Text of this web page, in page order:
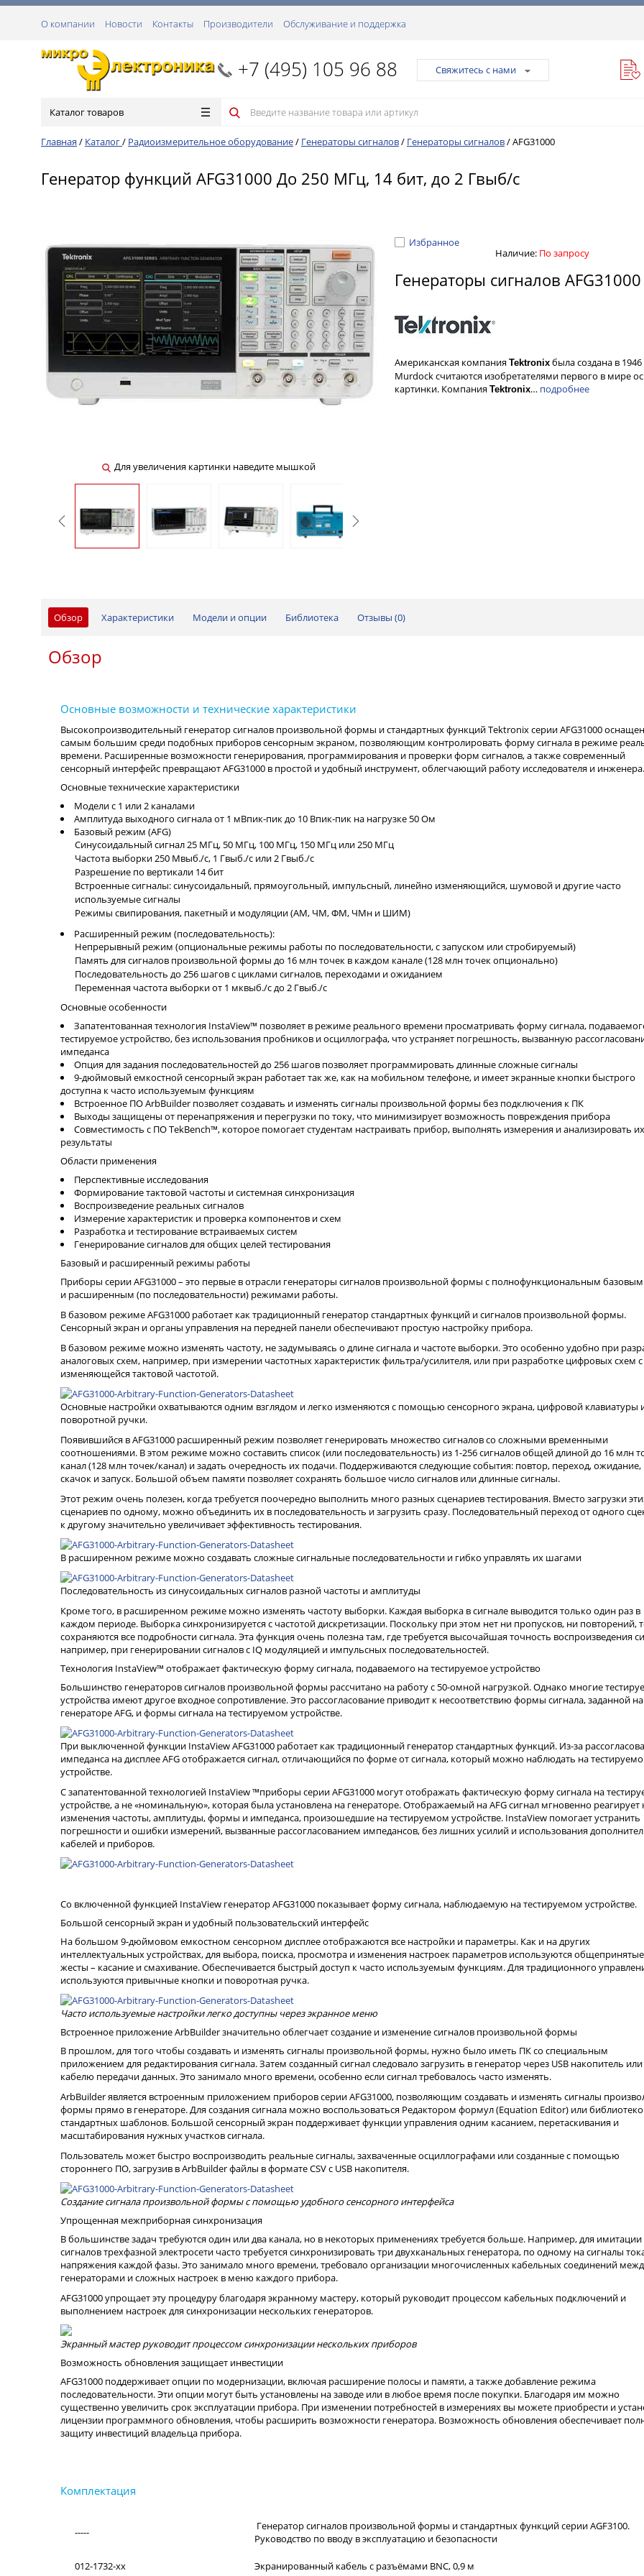
О компании Новости Контакты Производители Обслуживание и поддержка
+7 (495) 105 96 88 Свяжитесь с нами
Каталог товаров
Главная / Каталог/ Радиоизмерительное оборудование/ Генераторы сигналов/ Генераторы сигналов/AFG31000
Генератор функций AFG31000 До 250 МГц, 14 бит, до 2 Гвыб/с
Для увеличения картинки наведите мышкой
Избранное
Наличие: По запросу
Генераторы сигналов AFG31000
Американская компания Tektronix была создана в
Murdock считаются изобретателями первого в мире
картинки. Компания Tektronix… подробнее
Обзор Характеристики Модели и опции Библиотека Отзывы (0)
Обзор
Высокопроизводительный генератор сигналов произвольной формы и стандартных функций Tektronix серии AFG31000 оснащен
самым большим среди подобных приборов сенсорным экраном, позволяющим контролировать форму сигнала в режиме
времени. Расширенные возможности генерирования, программирования и проверки форм сигналов, а также современный
сенсорный интерфейс превращают AFG31000 в простой и удобный инструмент, облегчающий работу исследователя и инженера.
Основные технические характеристики
Модели с 1 или 2 каналами
Амплитуда выходного сигнала от 1 мВпик-пик до 10 Впик-пик на нагрузке 50 Ом
Базовый режим (AFG)
Синусоидальный сигнал 25 МГц, 50 МГц, 100 МГц, 150 МГц или 250 МГц
Частота выборки 250 Мвыб./с, 1 Гвыб./с или 2 Гвыб./с
Разрешение по вертикали 14 бит
Встроенные сигналы: синусоидальный, прямоугольный, импульсный, линейно изменяющийся, шумовой и другие часто
используемые сигналы
Режимы свипирования, пакетный и модуляции (AM, ЧМ, ФМ, ЧМн и ШИМ)
Расширенный режим (последовательность):
Непрерывный режим (опциональные режимы работы по последовательности, с запуском или стробируемый)
Память для сигналов произвольной формы до 16 млн точек в каждом канале (128 млн точек опционально)
Последовательность до 256 шагов с циклами сигналов, переходами и ожиданием
Переменная частота выборки от 1 мквыб./с до 2 Гвыб./с
Основные особенности
Запатентованная технология InstaView™ позволяет в режиме реального времени просматривать форму сигнала,
тестируемое устройство, без использования пробников и осциллографа, что устраняет погрешность, вызванную
импеданса
Опция для задания последовательностей до 256 шагов позволяет программировать длинные сложные сигналы
9-дюймовый емкостной сенсорный экран работает так же, как на мобильном телефоне, и имеет экранные кнопки быстрого
доступна к часто используемым функциям
Встроенное ПО ArbBuilder позволяет создавать и изменять сигналы произвольной формы без подключения к ПК
Выходы защищены от перенапряжения и перегрузки по току, что минимизирует возможность повреждения прибора
Совместимость с ПО TekBench™, которое помогает студентам настраивать прибор, выполнять измерения и анализировать их
результаты
Области применения
Перспективные исследования
Формирование тактовой частоты и системная синхронизация
Воспроизведение реальных сигналов
Измерение характеристик и проверка компонентов и схем
Разработка и тестирование встраиваемых систем
Генерирование сигналов для общих целей тестирования
Базовый и расширенный режимы работы
Приборы серии AFG31000 – это первые в отрасли генераторы сигналов произвольной формы с полнофункциональным базовым
и расширенным (по последовательности) режимами работы.
В базовом режиме AFG31000 работает как традиционный генератор стандартных функций и сигналов произвольной формы.
Сенсорный экран и органы управления на передней панели обеспечивают простую настройку прибора.
В базовом режиме можно изменять частоту, не задумываясь о длине сигнала и частоте выборки. Это особенно удобно при
аналоговых схем, например, при измерении частотных характеристик фильтра/усилителя, или при разработке цифровых схем с
изменяющейся тактовой частотой.
Основные настройки охватываются одним взглядом и легко изменяются с помощью сенсорного экрана, цифровой клавиатуры
поворотной ручки.
Появившийся в AFG31000 расширенный режим позволяет генерировать множество сигналов со сложными временными
соотношениями. В этом режиме можно составить список (или последовательность) из 1-256 сигналов общей длиной до 16 млн
канал (128 млн точек/канал) и задать очередность их подачи. Поддерживаются следующие события: повтор, переход, ожидание,
скачок и запуск. Большой объем памяти позволяет сохранять большое число сигналов или длинные сигналы.
Этот режим очень полезен, когда требуется поочередно выполнить много разных сценариев тестирования. Вместо загрузки
сценариев по одному, можно объединить их в последовательность и загрузить сразу. Последовательный переход от одного
к другому значительно увеличивает эффективность тестирования.
В расширенном режиме можно создавать сложные сигнальные последовательности и гибко управлять их шагами
Последовательность из синусоидальных сигналов разной частоты и амплитуды
Кроме того, в расширенном режиме можно изменять частоту выборки. Каждая выборка в сигнале выводится только один раз в
каждом периоде. Выборка синхронизируется с частотой дискретизации. Поскольку при этом нет ни пропусков, ни повторений,
сохраняются все подробности сигнала. Эта функция очень полезна там, где требуется высочайшая точность воспроизведения
например, при генерировании сигналов с IQ модуляцией и импульсных последовательностей.
Технология InstaView™ отображает фактическую форму сигнала, подаваемого на тестируемое устройство
Большинство генераторов сигналов произвольной формы рассчитано на работу с 50-омной нагрузкой. Однако многие
устройства имеют другое входное сопротивление. Это рассогласование приводит к несоответствию формы сигнала, заданной на
генераторе AFG, и формы сигнала на тестируемом устройстве.
При выключенной функции InstaView AFG31000 работает как традиционный генератор стандартных функций. Из-за
импеданса на дисплее AFG отображается сигнал, отличающийся по форме от сигнала, который можно наблюдать на
устройстве.
С запатентованной технологией InstaView ™приборы серии AFG31000 могут отображать фактическую форму сигнала на
устройстве, а не «номинальную», которая была установлена на генераторе. Отображаемый на AFG сигнал мгновенно реагирует
изменения частоты, амплитуды, формы и импеданса, произошедшие на тестируемом устройстве. InstaView помогает устранить
погрешности и ошибки измерений, вызванные рассогласованием импедансов, без лишних усилий и использования
кабелей и приборов.
Со включенной функцией InstaView генератор AFG31000 показывает форму сигнала, наблюдаемую на тестируемом устройстве.
Большой сенсорный экран и удобный пользовательский интерфейс
На большом 9-дюймовом емкостном сенсорном дисплее отображаются все настройки и параметры. Как и на других
интеллектуальных устройствах, для выбора, поиска, просмотра и изменения настроек параметров используются общепринятые
жесты – касание и смахивание. Обеспечивается быстрый доступ к часто используемым функциям. Для традиционного
используются привычные кнопки и поворотная ручка.
Часто используемые настройки легко доступны через экранное меню
Встроенное приложение ArbBuilder значительно облегчает создание и изменение сигналов произвольной формы
В прошлом, для того чтобы создавать и изменять сигналы произвольной формы, нужно было иметь ПК со специальным
приложением для редактирования сигнала. Затем созданный сигнал следовало загрузить в генератор через USB накопитель
кабелю передачи данных. Это занимало много времени, особенно если сигнал требовалось часто изменять.
ArbBuilder является встроенным приложением приборов серии AFG31000, позволяющим создавать и изменять сигналы
формы прямо в генераторе. Для создания сигнала можно воспользоваться Редактором формул (Equation Editor) или
стандартных шаблонов. Большой сенсорный экран поддерживает функции управления одним касанием, перетаскивания и
масштабирования нужных участков сигнала.
Пользователь может быстро воспроизводить реальные сигналы, захваченные осциллографами или созданные с помощью
стороннего ПО, загрузив в ArbBuilder файлы в формате CSV с USB накопителя.
Создание сигнала произвольной формы с помощью удобного сенсорного интерфейса
Упрощенная межприборная синхронизация
В большинстве задач требуются один или два канала, но в некоторых применениях требуется больше. Например, для имитации
сигналов трехфазной электросети часто требуется синхронизировать три двухканальных генератора, по одному на сигналы
напряжения каждой фазы. Это занимало много времени, требовало организации многочисленных кабельных соединений
генераторами и сложных настроек в меню каждого прибора.
AFG31000 упрощает эту процедуру благодаря экранному мастеру, который руководит процессом кабельных подключений и
выполнением настроек для синхронизации нескольких генераторов.
Экранный мастер руководит процессом синхронизации нескольких приборов
Возможность обновления защищает инвестиции
AFG31000 поддерживает опции по модернизации, включая расширение полосы и памяти, а также добавление режима
последовательности. Эти опции могут быть установлены на заводе или в любое время после покупки. Благодаря им можно
существенно увеличить срок эксплуатации прибора. При изменении потребностей в измерениях вы можете приобрести и
лицензии программного обновления, чтобы расширить возможности генератора. Возможность обновления обеспечивает
защиту инвестиций владельца прибора.
-----
Генератор сигналов произвольной формы и стандартных функций серии AGF3100.
Руководство по вводу в эксплуатацию и безопасности
012-1732-xx Экранированный кабель с разъёмами BNC, 0,9 м